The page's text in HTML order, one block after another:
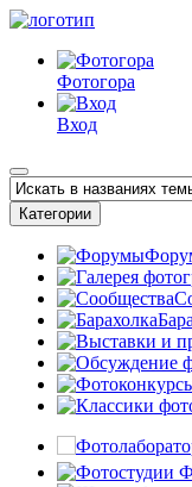
Фотогора
Вход
Категории